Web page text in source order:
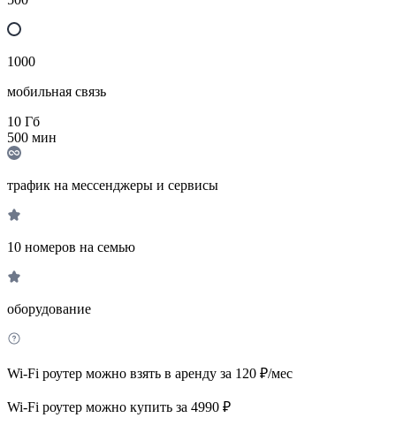
1000
мобильная связь
10 Гб
500 мин
трафик на мессенджеры и сервисы
10 номеров на семью
оборудование
Wi-Fi роутер можно взять в аренду за 120 ₽/мес
Wi-Fi роутер можно купить за 4990 ₽